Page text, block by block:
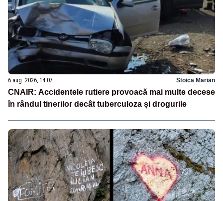
6 aug. 2026, 14:07 Stoica Marian
CNAIR: Accidentele rutiere provoacă mai multe decese
în rândul tinerilor decât tuberculoza și drogurile